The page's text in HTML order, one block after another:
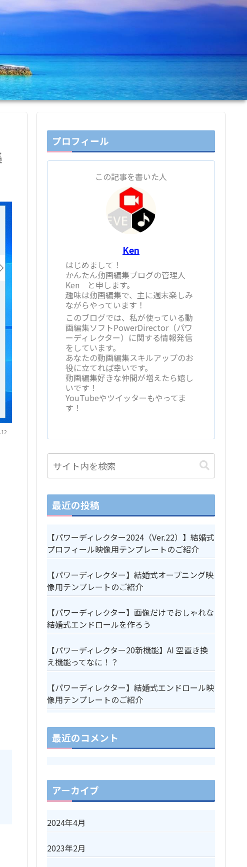
プロフィール
この記事を書いた人
Ken
はじめまして！
かんたん動画編集ブログの管理人
Ken と申します。
趣味は動画編集で、主に週末楽しみ
ながらやっています！
このブログでは、私が使っている動
画編集ソフトPowerDirector（パワ
ーディレクター）に関する情報発信
をしています。
あなたの動画編集スキルアップのお
役に立てれば幸いです。
動画編集好きな仲間が増えたら嬉し
いです！
YouTubeやツイッターもやってま
す！
最近の投稿
【パワーディレクター2024（Ver.22）】結婚式
プロフィール映像用テンプレートのご紹介
【パワーディレクター】結婚式オープニング映
像用テンプレートのご紹介
【パワーディレクター】画像だけでおしゃれな
結婚式エンドロールを作ろう
【パワーディレクター20新機能】AI 空置き換
え機能ってなに！？
【パワーディレクター】結婚式エンドロール映
像用テンプレートのご紹介
最近のコメント
アーカイブ
2024年4月
2023年2月